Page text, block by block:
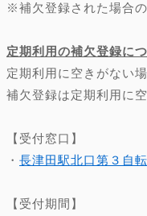
※補欠登録された場合
定期利用の補欠登録に
定期利用に空きがない
補欠登録は定期利用に
【受付窓口】
・ 長津田駅北口第３自
【受付期間】